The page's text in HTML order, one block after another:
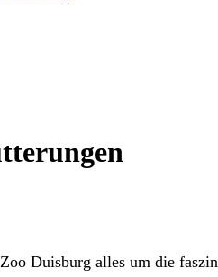
Duisburg alles um die